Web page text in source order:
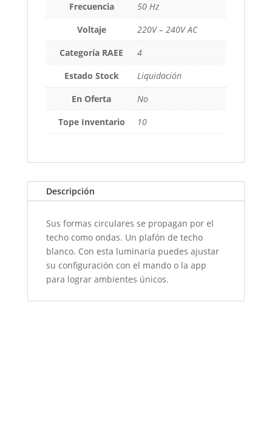
Frecuencia
50 Hz
Voltaje
220V – 240V AC
Categoría RAEE
4
Estado Stock
Liquidación
En Oferta
No
Tope Inventario
10
Descripción
Sus formas circulares se propagan por el
techo como ondas. Un plafón de techo
blanco. Con esta luminaria puedes ajustar
su configuración con el mando o la app
para lograr ambientes únicos.